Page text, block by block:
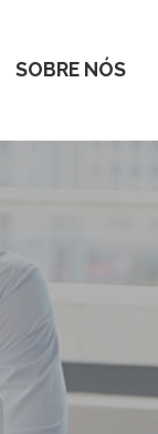
SOBRE NÓS